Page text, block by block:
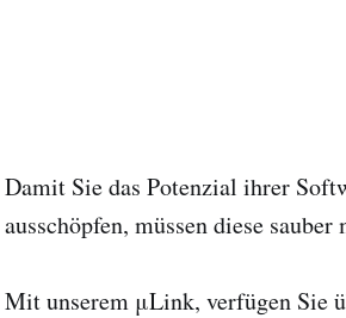
Damit Sie das Potenzial ihrer
ausschöpfen, müssen diese
Mit unserem μLink, verfügen Sie